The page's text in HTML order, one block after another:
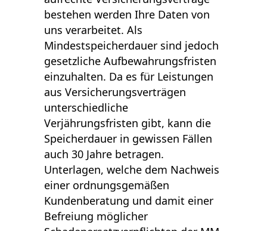
bestehen werden Ihre Daten von
uns verarbeitet. Als
Mindestspeicherdauer sind jedoch
gesetzliche Aufbewahrungsfristen
einzuhalten. Da es für Leistungen
aus Versicherungsverträgen
unterschiedliche
Verjährungsfristen gibt, kann die
Speicherdauer in gewissen Fällen
auch 30 Jahre betragen.
Unterlagen, welche dem Nachweis
einer ordnungsgemäßen
Kundenberatung und damit einer
Befreiung möglicher